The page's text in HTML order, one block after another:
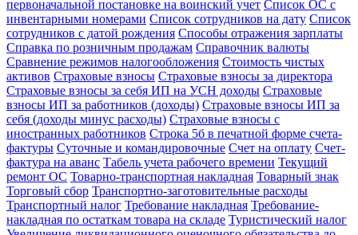
первоначальной постановке на воинский учет Список ОС с
инвентарными номерами Список сотрудников на дату Список
сотрудников с датой рождения Способы отражения зарплаты
Справка по розничным продажам Справочник валюты
Сравнение режимов налогообложения Стоимость чистых
активов Страховые взносы Страховые взносы за директора
Страховые взносы за себя ИП на УСН доходы Страховые
взносы ИП за работников (доходы) Страховые взносы ИП за
себя (доходы минус расходы) Страховые взносы с
иностранных работников Строка 5б в печатной форме счета-
фактуры Суточные и командировочные Счет на оплату Счет-
фактура на аванс Табель учета рабочего времени Текущий
ремонт ОС Товарно-транспортная накладная Товарный знак
Торговый сбор Транспортно-заготовительные расходы
Транспортный налог Требование накладная Требование-
накладная по остаткам товара на складе Туристический налог